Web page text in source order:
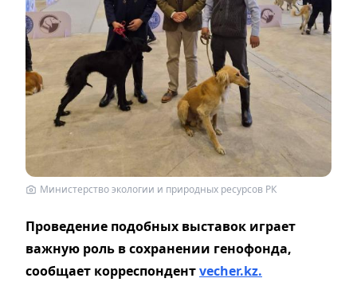
Министерство экологии и природных ресурсов РК
Проведение подобных выставок играет
важную роль в сохранении генофонда,
сообщает корреспондентvecher.kz.